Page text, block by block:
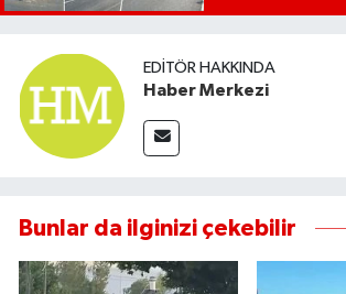
EDITÖR HAKKINDA
Haber Merkezi
Bunlar da ilginizi çekebilir